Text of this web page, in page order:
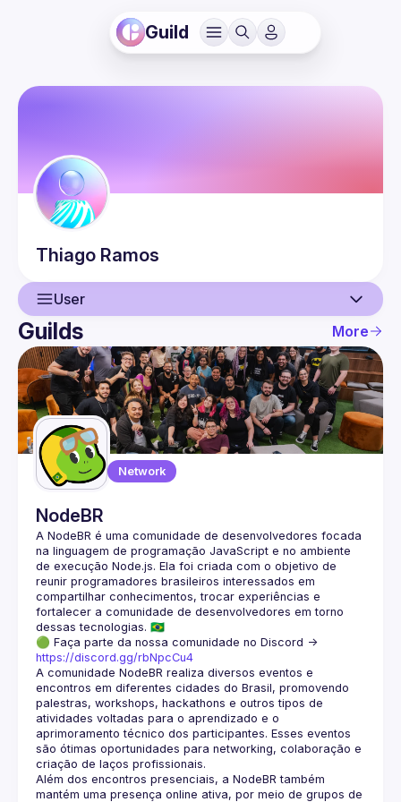
Guild
Thiago Ramos
User
User
Guilds
Guilds More
Network
NodeBR
A NodeBR é uma comunidade de desenvolvedores focada
na linguagem de programação JavaScript e no ambiente
de execução Node.js. Ela foi criada com o objetivo de
reunir programadores brasileiros interessados em
compartilhar conhecimentos, trocar experiências e
fortalecer a comunidade de desenvolvedores em torno
🟢 Faça parte da nossa comunidade no Discord ->
https://discord.gg/rbNpcCu4
A comunidade NodeBR realiza diversos eventos e
encontros em diferentes cidades do Brasil, promovendo
palestras, workshops, hackathons e outros tipos de
atividades voltadas para o aprendizado e o
aprimoramento técnico dos participantes. Esses eventos
são ótimas oportunidades para networking, colaboração e
Além dos encontros presenciais, a NodeBR também
mantém uma presença online ativa, por meio de grupos de